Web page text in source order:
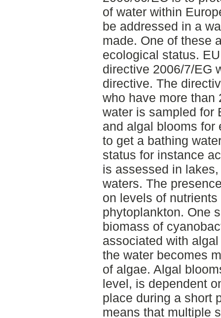
of water within
be addressed in a
made. One of these
ecological status.
directive 2006/7/EG
directive. The
who have more than
water is sampled for
and algal blooms for
to get a bathing
status for instance
is assessed in
waters. The
on levels of
phytoplankton. One
biomass of
associated with
the water becomes
of algae. Algal
level, is dependent
place during a short
means that multiple